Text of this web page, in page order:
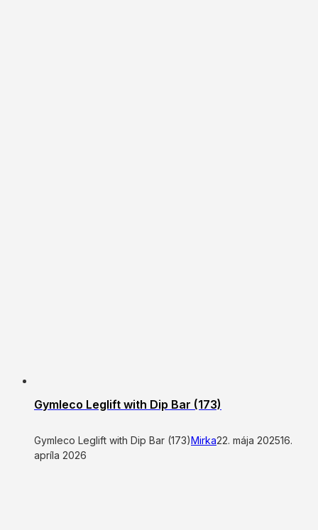
Gymleco Leglift with Dip Bar (173)
Gymleco Leglift with Dip Bar (173)Mirka22. mája 202516.
apríla 2026